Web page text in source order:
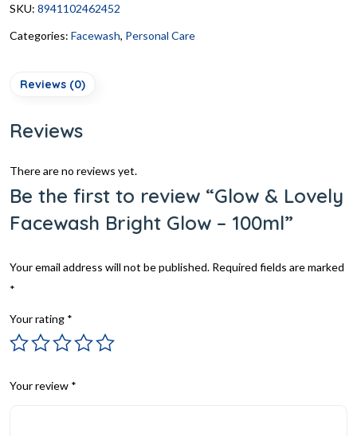
SKU: 8941102462452
Categories: Facewash, Personal Care
Reviews (0)
Reviews
There are no reviews yet.
Be the first to review “Glow & Lovely
Facewash Bright Glow – 100ml”
Your email address will not be published. Required fields are marked
*
Your rating *
Your review *